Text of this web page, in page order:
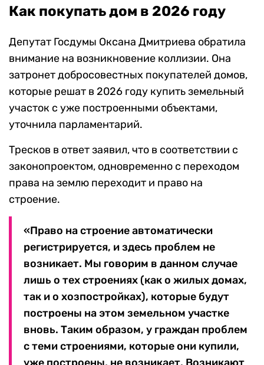
Как покупать дом в 2026 году
Депутат Госдумы Оксана Дмитриева обратила
внимание на возникновение коллизии. Она
затронет добросовестных покупателей домов,
которые решат в 2026 году купить земельный
участок с уже построенными объектами,
уточнила парламентарий.
Тресков в ответ заявил, что в соответствии с
законопроектом, одновременно с переходом
права на землю переходит и право на
строение.
«Право на строение автоматически
регистрируется, и здесь проблем не
возникает. Мы говорим в данном случае
лишь о тех строениях (как о жилых домах,
так и о хозпостройках), которые будут
построены на этом земельном участке
вновь. Таким образом, у граждан проблем
с теми строениями, которые они купили,
уже построены, не возникает. Возникают